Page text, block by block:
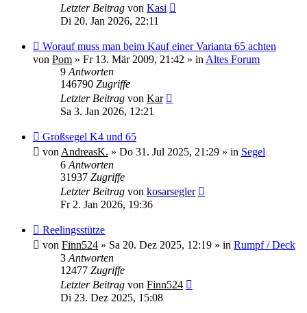
Letzter Beitrag von Kasi
Di 20. Jan 2026, 22:11
Neuer
Beitrag
Worauf muss man beim Kauf einer Varianta 65 achten
von Pom » Fr 13. Mär 2009, 21:42 » in Altes Forum
9 Antworten
146790 Zugriffe
Letzter Beitrag von Kar
Sa 3. Jan 2026, 12:21
Neuer
Beitrag
Großsegel K4 und 65
von AndreasK. » Do 31. Jul 2025, 21:29 » in Segel
6 Antworten
31937 Zugriffe
Letzter Beitrag von kosarsegler
Fr 2. Jan 2026, 19:36
Neuer
Beitrag
Reelingsstütze
von Finn524 » Sa 20. Dez 2025, 12:19 » in Rumpf / Deck
3 Antworten
12477 Zugriffe
Letzter Beitrag von Finn524
Di 23. Dez 2025, 15:08